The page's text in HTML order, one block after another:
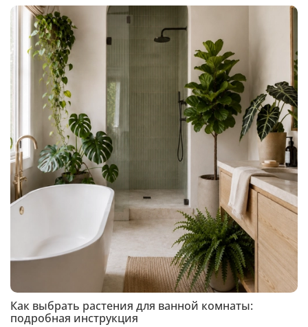
Как выбрать растения для ванной комнаты:
подробная инструкция